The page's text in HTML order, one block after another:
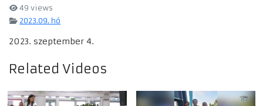
49 views
2023.09. hó
2023. szeptember 4.
Related Videos